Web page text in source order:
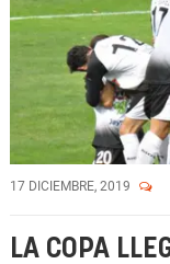
17 DICIEMBRE, 2019
LA COPA